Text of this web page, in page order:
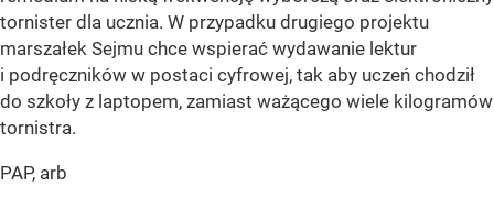
tornister dla ucznia. W przypadku drugiego projektu
marszałek Sejmu chce wspierać wydawanie lektur
i podręczników w postaci cyfrowej, tak aby uczeń chodził
do szkoły z laptopem, zamiast ważącego wiele kilogramów
tornistra.
PAP, arb